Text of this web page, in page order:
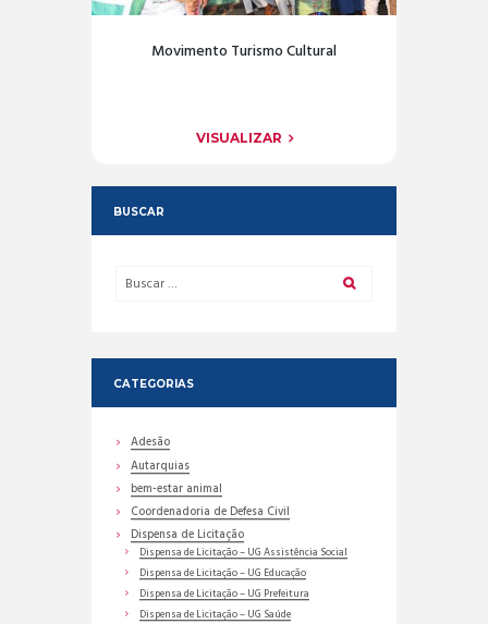
Movimento Turismo Cultural
VISUALIZAR
BUSCAR
CATEGORIAS
Adesão
Autarquias
bem-estar animal
Coordenadoria de Defesa Civil
Dispensa de Licitação
Dispensa de Licitação – UG Assistência Social
Dispensa de Licitação – UG Educação
Dispensa de Licitação – UG Prefeitura
Dispensa de Licitação – UG Saúde